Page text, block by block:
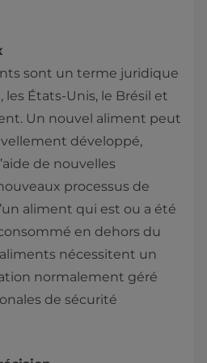
sont un terme juridique
les États-Unis, le Brésil et
Un nouvel aliment peut
développé,
de nouvelles
processus de
aliment qui est ou a été
en dehors du
nécessitent un
normalement géré
de sécurité